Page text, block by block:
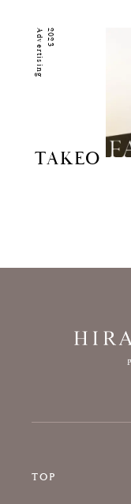
TAKEO
2023
Advertising
TOP